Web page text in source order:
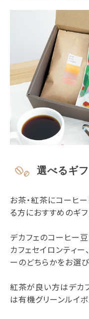
選べるギ
お茶・紅茶にコーヒ
る方におすすめのギフ
デカフェのコーヒー
カフェセイロンティー
ーのどちらかをお選
紅茶が良い方はデカ
は有機グリーンルイ